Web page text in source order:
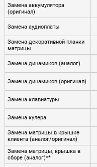
Замена аккумулятора
(оригинал)
Замена аудиоплаты
Замена декоративной планки
матрицы
Замена динамиков (аналог)
Замена динамиков (оригинал)
Замена клавиатуры
Замена кулера
Замена матрицы в крышке
клиента (аналог/оригинал)
Замена матрицы, крышка в
сборе (аналог)**